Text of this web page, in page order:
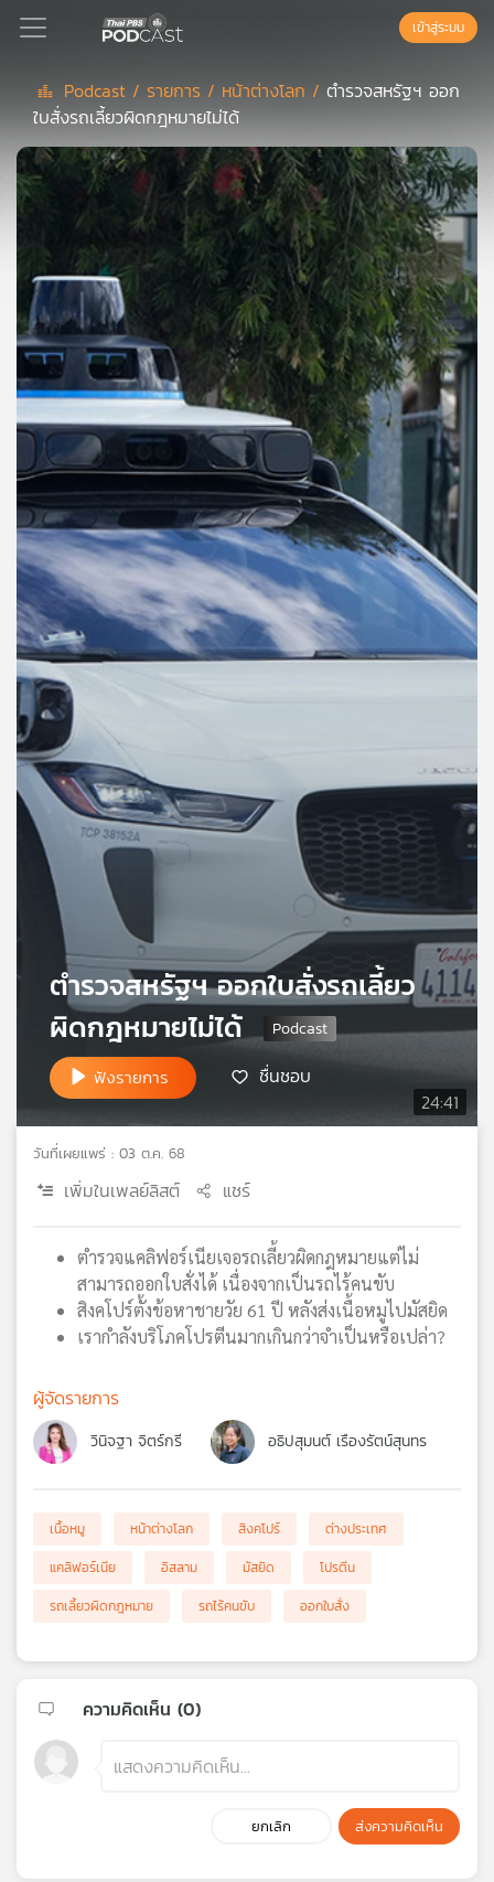
Podcast
เพล
สต์
แนะนำ
เพล
ย์
ลิ
ของ
คุณ
เพลง
บทความ
ข่าว
และ
กิจกรรม
เกี่ยว
พี
บี
เอส
เข้าสู่ระบบ
Podcast / รายการ / หน้าต่างโลก / ตำรวจสหรัฐฯ ออก
ใบสั่งรถเลี้ยวผิดกฎหมายไม่ได้
24:41
ตำรวจสหรัฐฯ ออกใบสั่งรถเลี้ยว
ผิดกฎหมายไม่ได้
ฟังรายการ ชื่นชอบ
วันที่เผยแพร่ : 03 ต.ค. 68
เพิ่มในเพลย์ลิสต์ แชร์
ตำรวจแคลิฟอร์เนียเจอรถเลี้ยวผิดกฎหมายแต่ไม่
สามารถออกใบสั่งได้ เนื่องจากเป็นรถไร้คนขับ
สิงคโปร์ตั้งข้อหาชายวัย 61 ปี หลังส่งเนื้อหมูไปมัสยิด
เรากำลังบริโภคโปรตีนมากเกินกว่าจำเป็นหรือเปล่า?
ผู้จัดรายการ
วินิจฐา จิตร์กรี อธิปสุมนต์ เรืองรัตน์สุนทร
เนื้อหมู หน้าต่างโลก สิงคโปร์
ต่างประเทศ
แคลิฟอร์เนีย
อิสลาม มัสยิด
โปรตีน
รถเลี้ยวผิดกฎหมาย
รถไร้คนขับ ออกใบสั่ง
ความคิดเห็น (0)
ยกเลิก ส่งความคิดเห็น